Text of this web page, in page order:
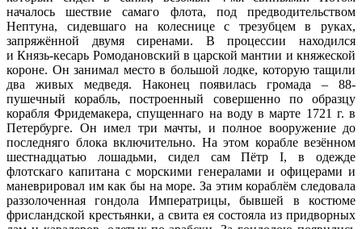
началось шествие самаго флота, под предводительством
Нептуна, сидевшаго на колеснице с трезубцем в руках,
запряжённой двумя сиренами. В процессии находился
и Князь-кесарь Ромодановский в царской мантии и княжеской
короне. Он занимал место в большой лодке, которую тащили
два живых медведя. Наконец появилась громада – 88-
пушечный корабль, построенный совершенно по образцу
корабля Фридемакера, спущеннаго на воду в марте 1721 г. в
Петербурге. Он имел три мачты, и полное вооружение до
последняго блока включительно. На этом корабле везённом
шестнадцатью лошадьми, сидел сам Пётр I, в одежде
флотскаго капитана с морскими генералами и офицерами и
маневрировал им как бы на море. За этим кораблём следовала
раззолоченная гондола Императрицы, бывшей в костюме
фрисландской крестьянки, а свита ея состояла из придворных